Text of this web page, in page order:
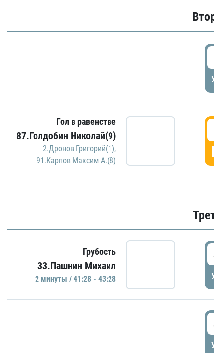
Гол в равенстве
87.Голдобин Николай(9)
2.Дронов Григорий(1),
91.Карпов Максим А.(8)
Грубость
33.Пашнин Михаил
2 минуты / 41:28 - 43:28